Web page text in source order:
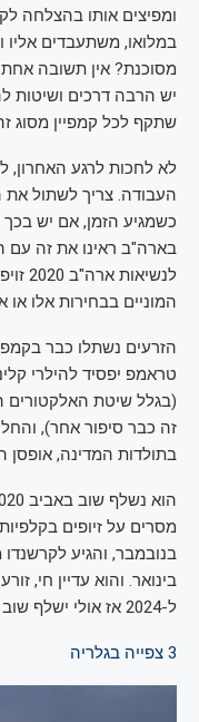
ומפיצים אותו בהצלחה
במלואו, משתעבדים
מסוכנת? אין תשובה
יש הרבה דרכים ושיטות
שתקף לכל קמפיין מסוג
לא לחכות לרגע
העבודה. צריך לשתול את
כשמגיע הזמן, אם יש
בארה"ב ראינו את זה עם
המוניים בבחירות אלו
טראמפ יפסיד להילרי
(בגלל שיטת
זה כבר סיפור אחר),
בתולדות המדינה, אופסן
מסרים על זיופים
בינואר. והוא עדיין חי,
ל-2024 אז אולי ישלף שוב וישוחרר בעצמה רבה מבעבר.
3 צפייה בגלריה